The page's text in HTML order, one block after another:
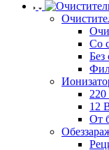
Cо
Без
12
От